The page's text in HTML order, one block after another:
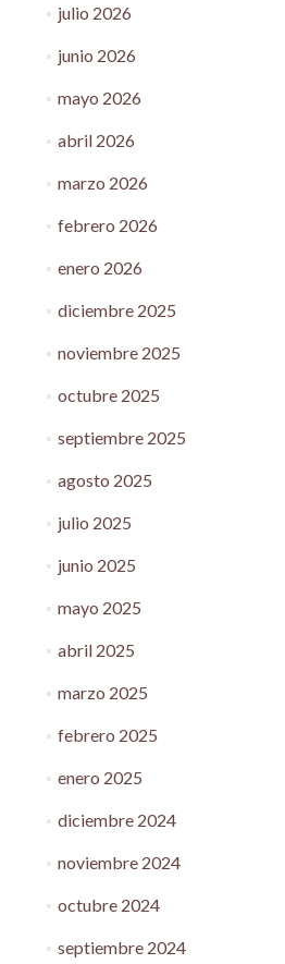
julio 2026
junio 2026
mayo 2026
abril 2026
marzo 2026
febrero 2026
enero 2026
diciembre 2025
noviembre 2025
octubre 2025
septiembre 2025
agosto 2025
julio 2025
junio 2025
mayo 2025
abril 2025
marzo 2025
febrero 2025
enero 2025
diciembre 2024
noviembre 2024
octubre 2024
septiembre 2024